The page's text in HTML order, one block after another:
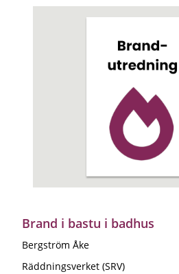
Brand i bastu i badhus
Bergström Åke
Räddningsverket (SRV)